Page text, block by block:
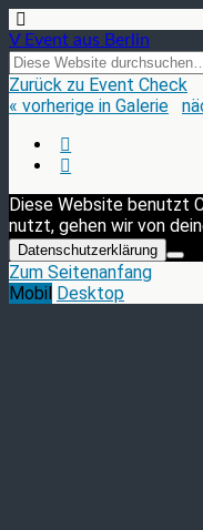
V Event aus Berlin
Zurück zu Event Check
« vorherige in Galerie
Diese Website benutzt
nutzt, gehen wir von
Datenschutzerklärung
Zum Seitenanfang
Mobil Desktop